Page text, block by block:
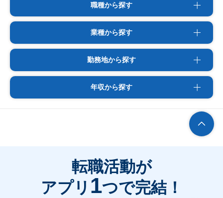
職種から探す
業種から探す
勤務地から探す
年収から探す
転職活動が
アプリ 1つで完結！